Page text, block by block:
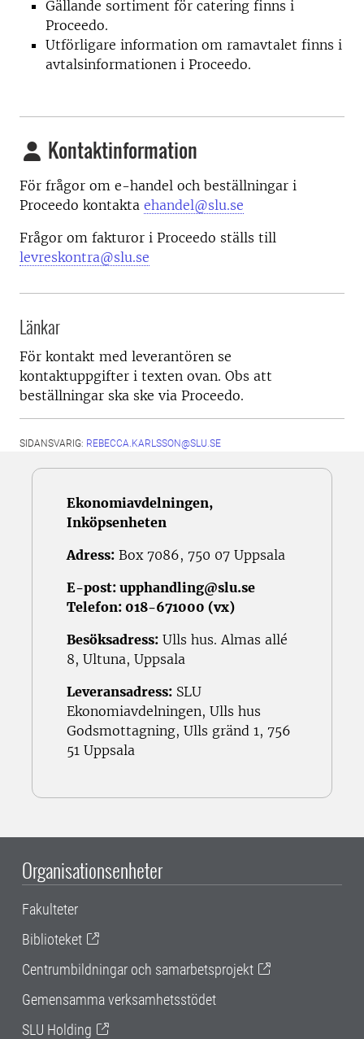
Gällande sortiment för catering finns i
Proceedo.
Utförligare information om ramavtalet finns i
avtalsinformationen i Proceedo.
Kontaktinformation
För frågor om e-handel och beställningar i
Proceedo kontakta ehandel@slu.se
Frågor om fakturor i Proceedo ställs till
levreskontra@slu.se
Länkar
För kontakt med leverantören se
kontaktuppgifter i texten ovan. Obs att
beställningar ska ske via Proceedo.
SIDANSVARIG: REBECCA.KARLSSON@SLU.SE
Ekonomiavdelningen,
Inköpsenheten
Adress: Box 7086, 750 07 Uppsala
E-post: upphandling@slu.se
Telefon: 018-671000 (vx)
Besöksadress: Ulls hus. Almas allé
8, Ultuna, Uppsala
Leveransadress: SLU
Ekonomiavdelningen, Ulls hus
Godsmottagning, Ulls gränd 1, 756
51 Uppsala
Organisationsenheter
Fakulteter
Biblioteket
Centrumbildningar och samarbetsprojekt
Gemensamma verksamhetsstödet
SLU Holding